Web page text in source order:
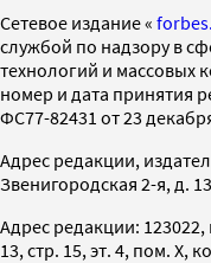
Cетевое издание «
службой по надзору в
технологий и массовых
номер и дата принятия
ФС77-82431 от 23
Адрес редакции,
Звенигородская 2-я, д.
Адрес редакции: 123022,
13, стр. 15, эт. 4, пом. X,